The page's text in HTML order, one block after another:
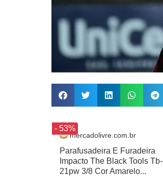
- 53%
mercadolivre.com.br
Parafusadeira E Furadeira
Impacto The Black Tools Tb-
21pw 3/8 Cor Amarelo...